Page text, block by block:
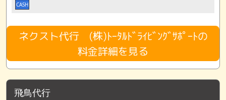
CASH
ネクスト代行 (株)ﾄｰﾀﾙﾄﾞﾗｲﾋﾞﾝｸﾞｻﾎﾟｰﾄの
料金詳細を見る
飛鳥代行